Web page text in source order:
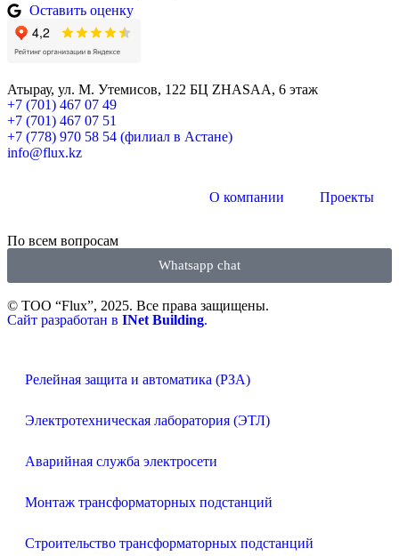
Оставить оценку
Атырау, ул. М. Утемисов, 122 БЦ ZHASAA, 6 этаж
+7 (701) 467 07 49
+7 (701) 467 07 51
+7 (778) 970 58 54 (филиал в Астане)
info@flux.kz
О компании Проекты
По всем вопросам
Whatsapp chat
© ТОО “Flux”, 2025. Все права защищены.
Сайт разработан в INet Building.
Релейная защита и автоматика (РЗА)
Электротехническая лаборатория (ЭТЛ)
Аварийная служба электросети
Монтаж трансформаторных подстанций
Строительство трансформаторных подстанций